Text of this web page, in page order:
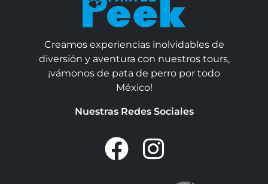
Creamos experiencias inolvidables de
diversión y aventura con nuestros tours,
¡vámonos de pata de perro por todo
México!
Nuestras Redes Sociales